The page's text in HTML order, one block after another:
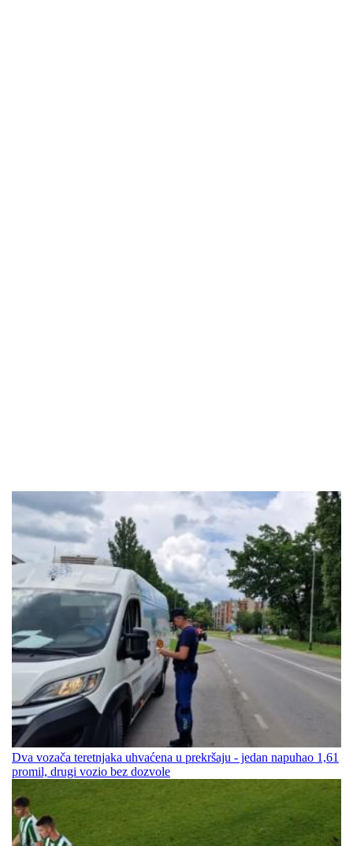
Dva vozača teretnjaka uhvaćena u prekršaju - jedan napuhao 1,61
promil, drugi vozio bez dozvole